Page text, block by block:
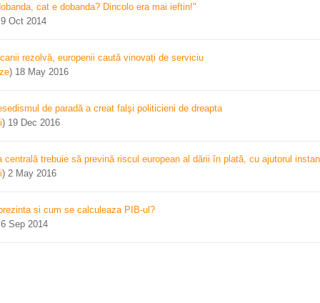
cat e dobanda? Dincolo era mai ieftin!"
9 Oct 2014
rezolvă, europenii caută vinovați de serviciu
) 18 May 2016
de paradă a creat falşi politicieni de dreapta
) 19 Dec 2016
centrală trebuie să prevină riscul european al dării în plată, cu ajutorul
) 2 May 2016
si cum se calculeaza PIB-ul?
6 Sep 2014